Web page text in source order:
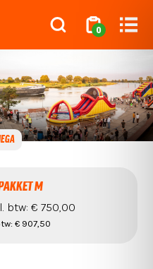
0
M
btw: € 750,00
€ 907,50